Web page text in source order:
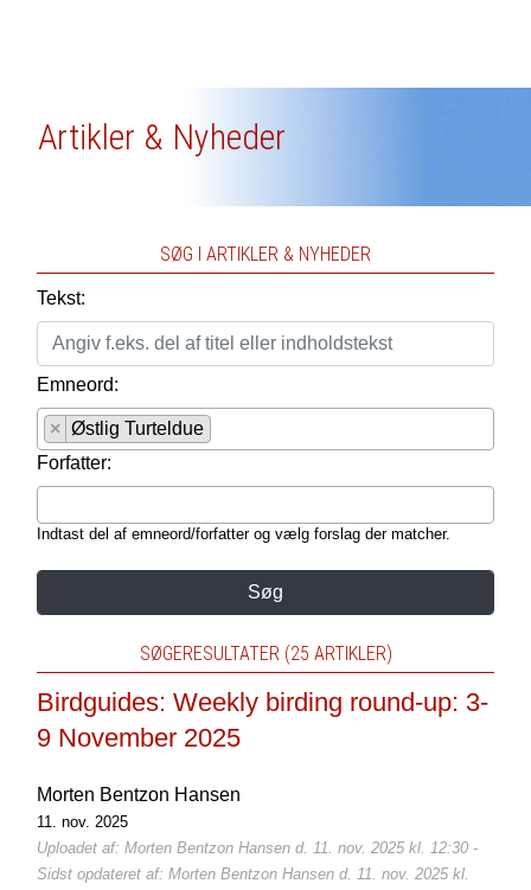
Artikler & Nyheder
SØG I ARTIKLER & NYHEDER
Tekst:
Emneord:
× Østlig Turteldue
Forfatter:
Indtast del af emneord/forfatter og vælg forslag der matcher.
Søg
SØGERESULTATER (25 ARTIKLER)
Birdguides: Weekly birding round-up: 3-
9 November 2025
Morten Bentzon Hansen
11. nov. 2025
Uploadet af: Morten Bentzon Hansen d. 11. nov. 2025 kl. 12:30 -
Sidst opdateret af: Morten Bentzon Hansen d. 11. nov. 2025 kl.